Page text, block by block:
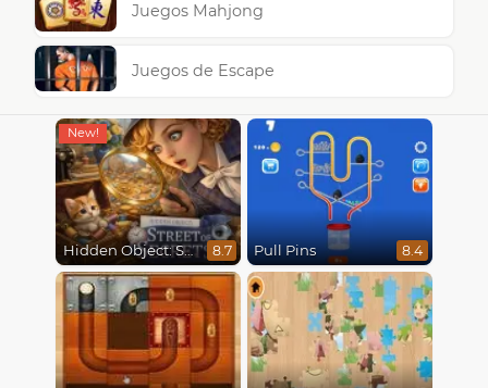
Juegos Mahjong
Juegos de Escape
Hidden Object: Street Of Secrets 8.7 Pull Pins 8.4